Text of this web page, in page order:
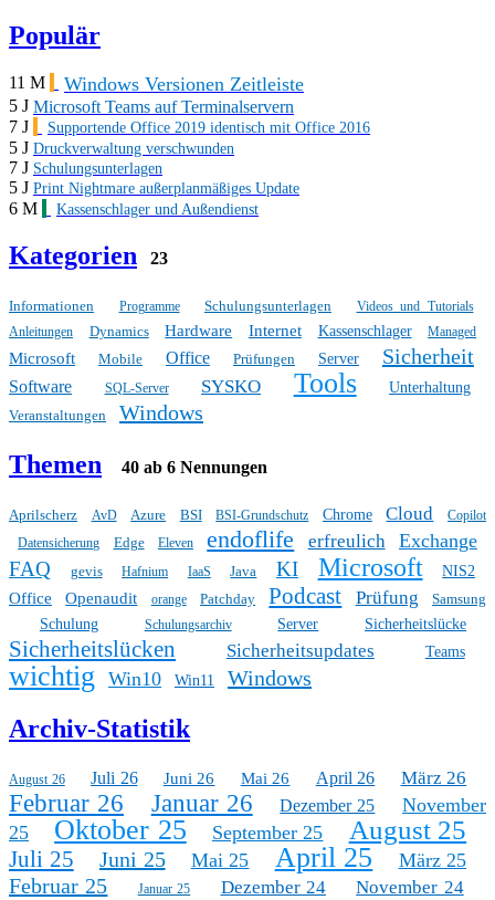
Populär
11 M Windows Versionen Zeitleiste
5 J Microsoft Teams auf Terminalservern
7 J
Supportende Office 2019 identisch mit Office 2016
5 J Druckverwaltung verschwunden
7 J Schulungsunterlagen
5 J Print Nightmare außerplanmäßiges Update
6 M Kassenschlager und Außendienst
Kategorien 23
Informationen Programme Schulungsunterlagen
Videos und Tutorials
Anleitungen
Dynamics Hardware Internet Kassenschlager Managed
Microsoft Mobile Office Prüfungen Server Sicherheit
Software SQL-Server SYSKO Tools
Unterhaltung
Veranstaltungen
Windows
Themen 40 ab 6 Nennungen
Aprilscherz AvD Azure BSI BSI-Grundschutz Chrome Cloud
Copilot
Datensicherung
Edge Eleven endoflife erfreulich Exchange
FAQ gevis Hafnium IaaS Java KI Microsoft NIS2
Office Openaudit orange Patchday Podcast Prüfung
Samsung
Schulung
Schulungsarchiv Server Sicherheitslücke
Sicherheitslücken Sicherheitsupdates Teams
wichtig Win10 Win11 Windows
Archiv-Statistik
August 26 Juli 26 Juni 26 Mai 26 April 26 März 26
Februar 26 Januar 26 Dezember 25
November
25
Oktober 25 September 25 August 25
Juli 25 Juni 25 Mai 25 April 25 März 25
Februar 25 Januar 25 Dezember 24 November 24